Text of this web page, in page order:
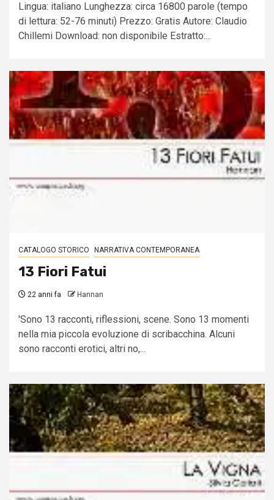
Lingua: italiano Lunghezza: circa 16800 parole (tempo
di lettura: 52-76 minuti) Prezzo: Gratis Autore: Claudio
Chillemi Download: non disponibile Estratto:...
CATALOGO STORICO NARRATIVA CONTEMPORANEA
13 Fiori Fatui
22 anni fa Hannan
'Sono 13 racconti, riflessioni, scene. Sono 13 momenti
nella mia piccola evoluzione di scribacchina. Alcuni
sono racconti erotici, altri no,...